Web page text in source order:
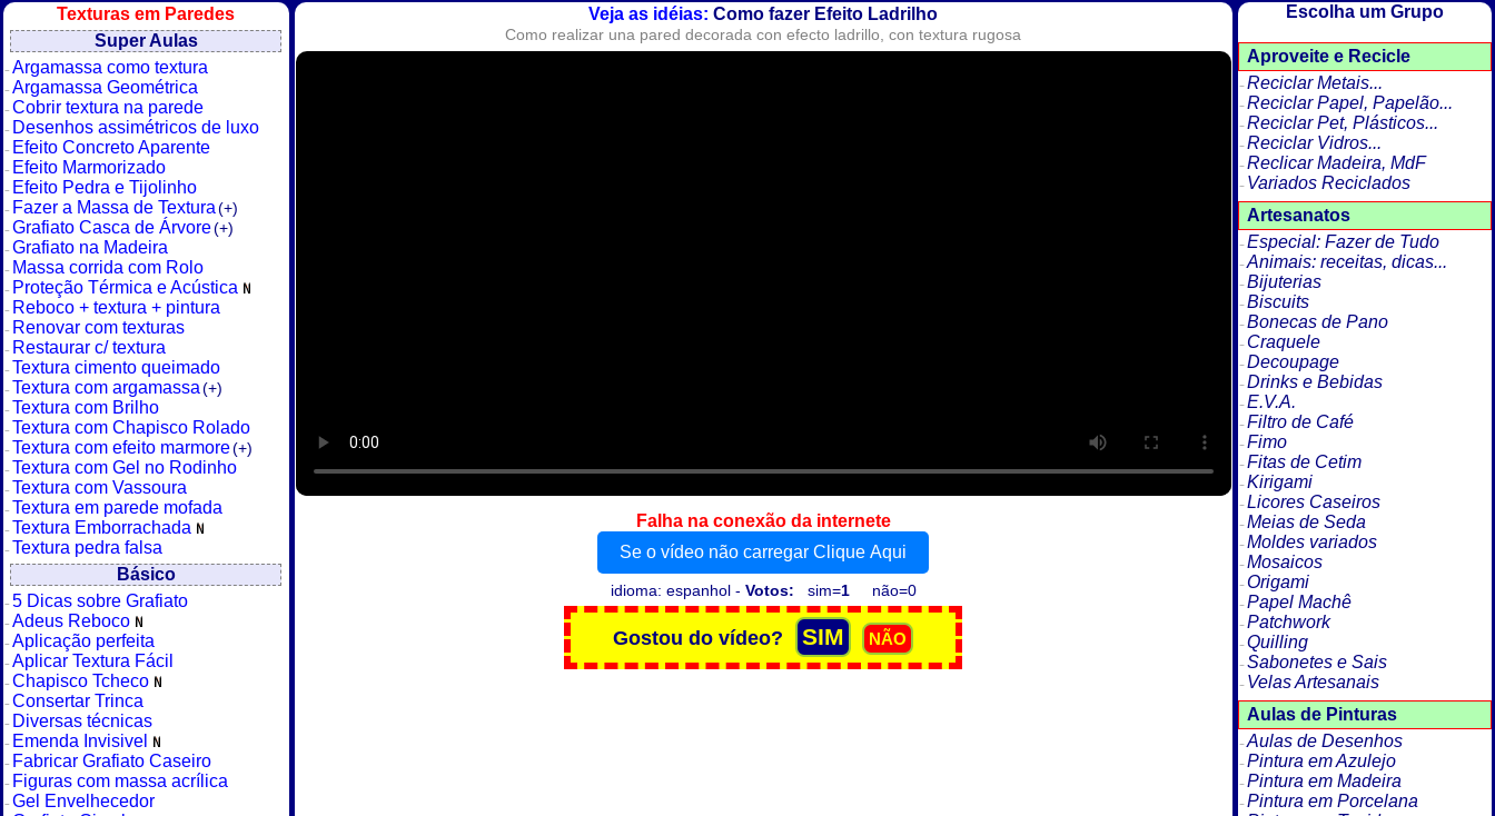
Texturas em Paredes
Super Aulas
Argamassa como textura
Argamassa Geométrica
Cobrir textura na parede
Desenhos assimétricos de luxo
Efeito Concreto Aparente
Efeito Marmorizado
Efeito Pedra e Tijolinho
Fazer a Massa de Textura (+)
Grafiato Casca de Árvore(+)
Grafiato na Madeira
Massa corrida com Rolo
Proteção Térmica e Acústica
Reboco + textura + pintura
Renovar com texturas
Restaurar c/ textura
Textura cimento queimado
Textura com argamassa (+)
Textura com Brilho
Textura com Chapisco Rolado
Textura com efeito marmore(+)
Textura com Gel no Rodinho
Textura com Vassoura
Textura em parede mofada
Textura Emborrachada
Textura pedra falsa
Básico
5 Dicas sobre Grafiato
Adeus Reboco
Aplicação perfeita
Aplicar Textura Fácil
Chapisco Tcheco
Consertar Trinca
Diversas técnicas
Emenda Invisivel
Fabricar Grafiato Caseiro
Figuras com massa acrílica
Gel Envelhecedor
Veja as idéias:Como fazer Efeito Ladrilho
Como realizar una pared decorada con efecto ladrillo, con textura rugosa
Falha na conexão da internete
Se o vídeo não carregar Clique Aqui
idioma: espanhol - Votos: sim=1não=0
Escolha um Grupo
Aproveite e Recicle
Reciclar Metais...
Reciclar Papel, Papelão...
Reciclar Pet, Plásticos...
Reciclar Vidros...
Reclicar Madeira, MdF
Variados Reciclados
Artesanatos
Especial: Fazer de Tudo
Animais: receitas, dicas...
Bijuterias
Biscuits
Bonecas de Pano
Craquele
Decoupage
Drinks e Bebidas
E.V.A.
Filtro de Café
Fimo
Fitas de Cetim
Kirigami
Licores Caseiros
Meias de Seda
Moldes variados
Mosaicos
Origami
Papel Machê
Patchwork
Quilling
Sabonetes e Sais
Velas Artesanais
Aulas de Pinturas
Aulas de Desenhos
Pintura em Azulejo
Pintura em Madeira
Pintura em Porcelana